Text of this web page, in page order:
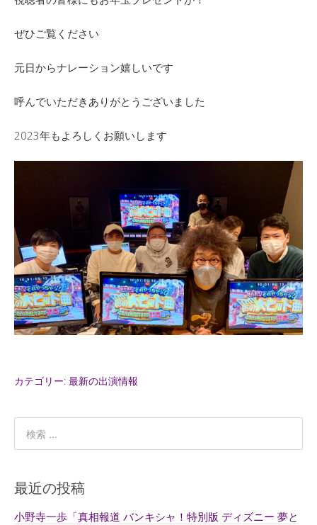
ぜひご覧ください
元日からナレーション嬉しいです
呼んでいただきありがとうございました
2023年もよろしくお願いします
カテゴリー: 最新の出演情報
最近の投稿
小野寺一歩「真相報道 バンキシャ！特別版 ディズニー 夢と